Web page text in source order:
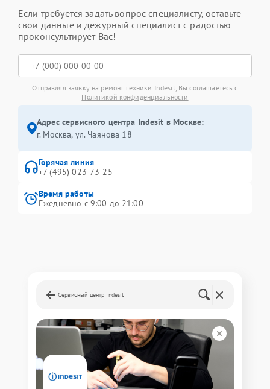
Если требуется задать вопрос специалисту, оставьте
свои данные и дежурный специалист с радостью
проконсультирует Вас!
Отправляя заявку на ремонт техники Indesit, Вы соглашаетесь с
Политикой конфиденциальности
Адрес сервисного центра Indesit в Москве:
г. Москва, ул. Чаянова 18
Горячая линия
+7 (495) 023-73-25
Время работы
Ежедневно с 9:00 до 21:00
Сервисный центр Indesit